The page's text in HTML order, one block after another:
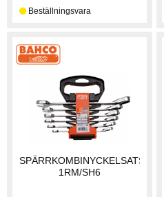
SPÄRRKOMBINYCKELSATS
1RM/SH6